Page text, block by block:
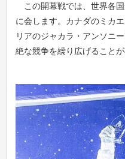
この開幕戦では、世界各
に会します。カナダのミカ
リアのジャカラ・アンソニ
絶な競争を繰り広げることが